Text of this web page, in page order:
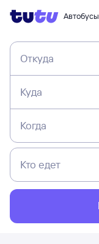
Автобусы
Откуда
Куда
Когда
Кто едет